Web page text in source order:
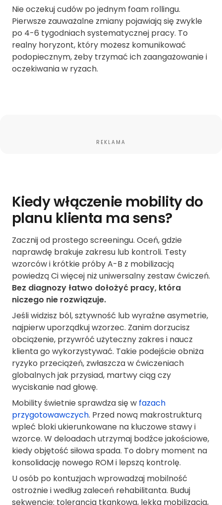
Nie oczekuj cudów po jednym foam rollingu.
Pierwsze zauważalne zmiany pojawiają się zwykle
po 4-6 tygodniach systematycznej pracy. To
realny horyzont, który możesz komunikować
podopiecznym, żeby trzymać ich zaangażowanie i
oczekiwania w ryzach.
REKLAMA
Kiedy włączenie mobility do
planu klienta ma sens?
Zacznij od prostego screeningu. Oceń, gdzie
naprawdę brakuje zakresu lub kontroli. Testy
wzorców i krótkie próby A-B z mobilizacją
powiedzą Ci więcej niż uniwersalny zestaw ćwiczeń.
Bez diagnozy łatwo dołożyć pracy, która
niczego nie rozwiązuje.
Jeśli widzisz ból, sztywność lub wyraźne asymetrie,
najpierw uporządkuj wzorzec. Zanim dorzucisz
obciążenie, przywróć użyteczny zakres i naucz
klienta go wykorzystywać. Takie podejście obniża
ryzyko przeciążeń, zwłaszcza w ćwiczeniach
globalnych jak przysiad, martwy ciąg czy
wyciskanie nad głowę.
Mobility świetnie sprawdza się w fazach
przygotowawczych. Przed nową makrostrukturą
wpleć bloki ukierunkowane na kluczowe stawy i
wzorce. W deloadach utrzymaj bodźce jakościowe,
kiedy objętość siłowa spada. To dobry moment na
konsolidację nowego ROM i lepszą kontrolę.
U osób po kontuzjach wprowadzaj mobilność
ostrożnie i według zaleceń rehabilitanta. Buduj
sekwencję: tolerancja tkankowa, lekka mobilizacja,